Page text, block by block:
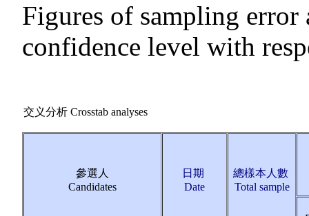
Figures of sampling error
confidence level with
交义分析 Crosstab analyses
參選人
Candidates
日期
Date
總樣本人數
Total sample